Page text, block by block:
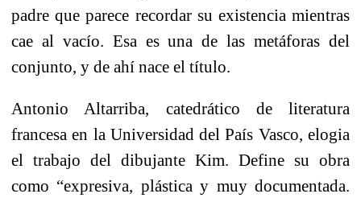
padre que parece recordar su existencia mientras
cae al vacío. Esa es una de las metáforas del
conjunto, y de ahí nace el título.
Antonio Altarriba, catedrático de literatura
francesa en la Universidad del País Vasco, elogia
el trabajo del dibujante Kim. Define su obra
como “expresiva, plástica y muy documentada.